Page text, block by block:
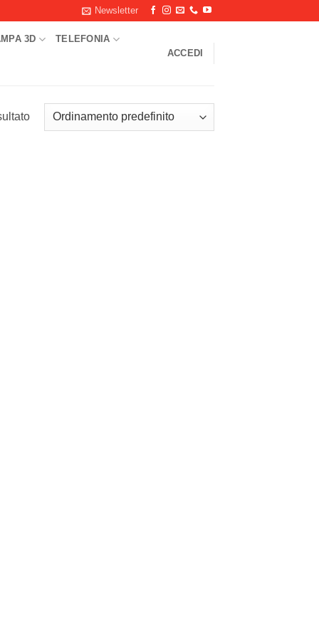
Newsletter
3D
TELEFONIA
ACCEDI